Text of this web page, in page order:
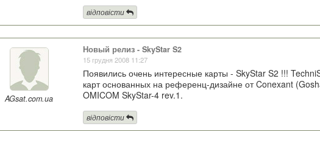
відповісти
AGsat.com.ua
Новый релиз - SkyStar S2
15 грудня 2008 11:27
Появились очень интересные карты - SkyStar S2 !!!
карт основанных на референц-дизайне от Conexant
OMICOM SkyStar-4 rev.1.
відповісти